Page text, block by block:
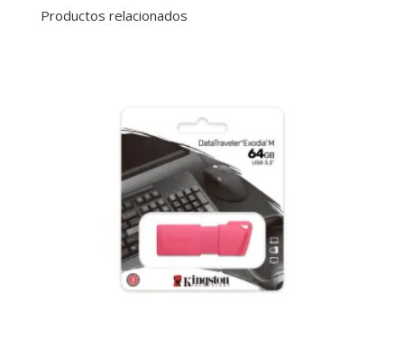
Productos relacionados